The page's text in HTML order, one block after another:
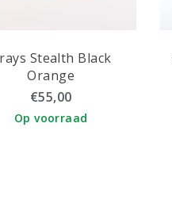
Stealth Black
Orange
€55,00
Op voorraad